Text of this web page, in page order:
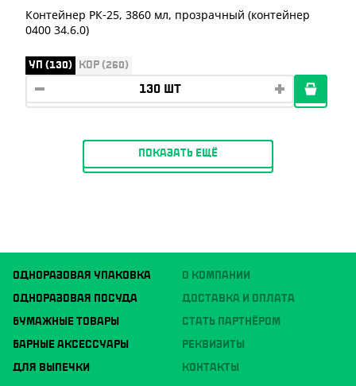
Контейнер РК-25, 3860 мл, прозрачный (контейнер
0400 34.6.0)
УП (130) КОР (260)
ПОКАЗАТЬ ЕЩЁ
ОДНОРАЗОВАЯ УПАКОВКА
ОДНОРАЗОВАЯ ПОСУДА
БУМАЖНЫЕ ТОВАРЫ
БАРНЫЕ АКСЕССУАРЫ
ДЛЯ ВЫПЕЧКИ
О КОМПАНИИ
ДОСТАВКА И ОПЛАТА
СТАТЬ ПАРТНЁРОМ
РЕКВИЗИТЫ
КОНТАКТЫ